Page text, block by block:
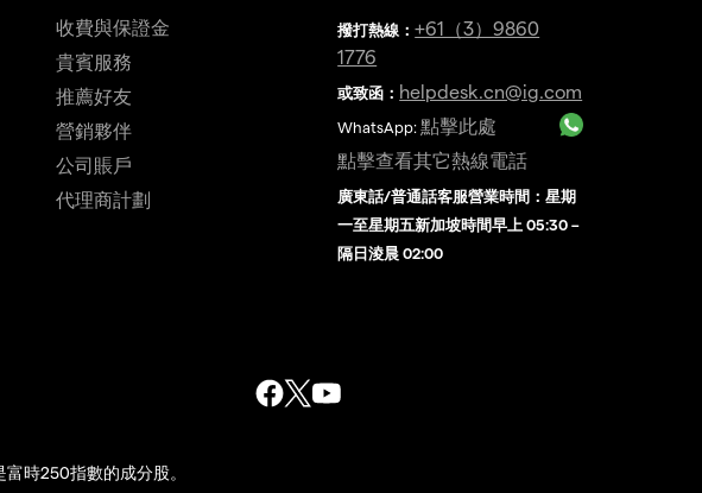
收費與保證金
貴賓服務
推薦好友
營銷夥伴
公司賬戶
代理商計劃
撥打熱線 ：+61（3）9860
1776
或致函： helpdesk.cn@ig.com
WhatsApp:點擊此處
點擊查看其它熱線電話
廣東話/普通話客服營業時間：星期
一至星期五新加坡時間早上 05:30 –
隔日淩晨 02:00
時250指數的成分股。